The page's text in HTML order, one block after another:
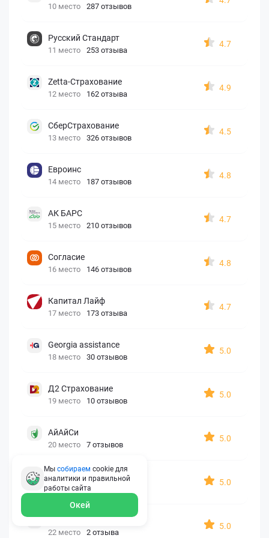
10 место 287 отзывов
Русский Стандарт
11 место 253 отзыва
4.7
Zetta-Страхование
12 место 162 отзыва
4.9
СберСтрахование
13 место 326 отзывов
4.5
Евроинс
14 место 187 отзывов
4.8
АК БАРС
15 место 210 отзывов
4.7
Согласие
16 место 146 отзывов
4.8
Капитал Лайф
17 место 173 отзыва
4.7
Georgia assistance
18 место 30 отзывов
5.0
Д2 Страхование
19 место 10 отзывов
5.0
АйАйСи
20 место 7 отзывов
5.0
OxySport
21 место 6 отзывов
5.0
ERGO AXA
22 место 2 отзыва
5.0
Мы собираем cookie для
аналитики и правильной
работы сайта
Окей